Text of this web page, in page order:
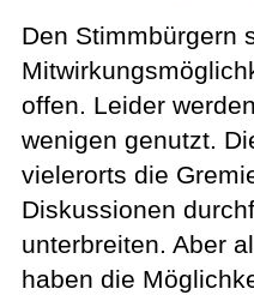
Den Stimmbürgern
offen. Leider
wenigen genutzt.
vielerorts die
Diskussionen
unterbreiten. Aber
haben die